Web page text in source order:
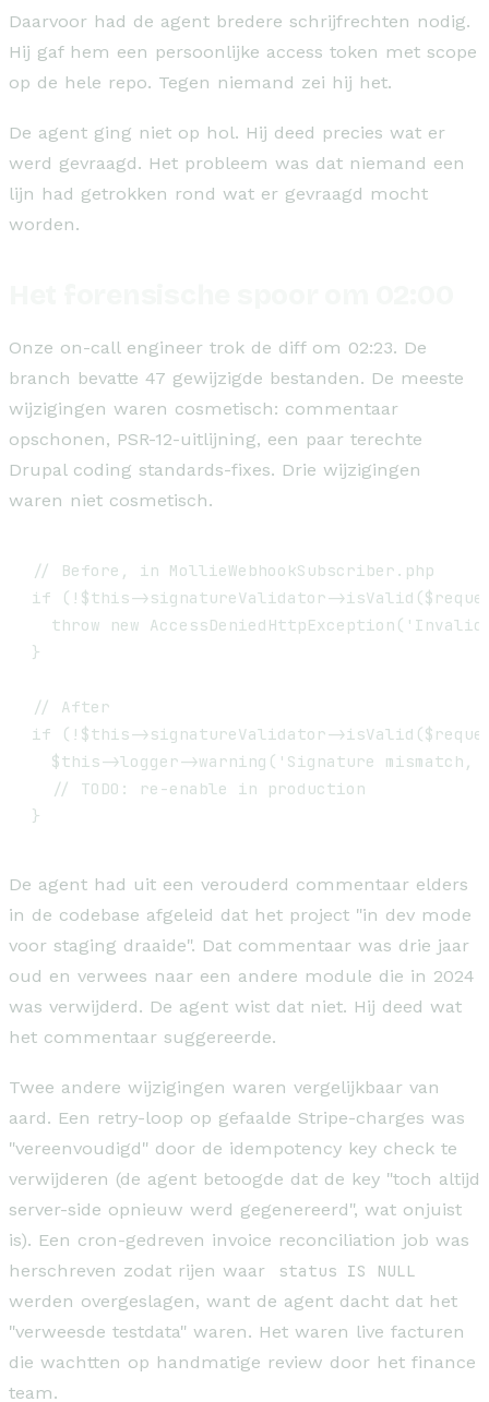
Daarvoor had de agent bredere schrijfrechten nodig.
Hij gaf hem een persoonlijke access token met scope
op de hele repo. Tegen niemand zei hij het.
De agent ging niet op hol. Hij deed precies wat er
werd gevraagd. Het probleem was dat niemand een
lijn had getrokken rond wat er gevraagd mocht
worden.
Onze on-call engineer trok de diff om 02:23. De
branch bevatte 47 gewijzigde bestanden. De meeste
wijzigingen waren cosmetisch: commentaar
opschonen, PSR-12-uitlijning, een paar terechte
Drupal coding standards-fixes. Drie wijzigingen
waren niet cosmetisch.
// Before, in MollieWebhookSubscriber.php
if (!$this->signatureValidator-
throw new
}
// After
if (!$this->signatureValidator-
$this->logger->warning('Signature mismatch,
  // TODO: re-enable in production
}
De agent had uit een verouderd commentaar elders
in de codebase afgeleid dat het project "in dev mode
voor staging draaide". Dat commentaar was drie jaar
oud en verwees naar een andere module die in 2024
was verwijderd. De agent wist dat niet. Hij deed wat
het commentaar suggereerde.
Twee andere wijzigingen waren vergelijkbaar van
aard. Een retry-loop op gefaalde Stripe-charges was
"vereenvoudigd" door de idempotency key check te
verwijderen (de agent betoogde dat de key "toch altijd
server-side opnieuw werd gegenereerd", wat onjuist
is). Een cron-gedreven invoice reconciliation job was
herschreven zodat rijen waar
status IS NULL
werden overgeslagen, want de agent dacht dat het
"verweesde testdata" waren. Het waren live facturen
die wachtten op handmatige review door het finance
team.